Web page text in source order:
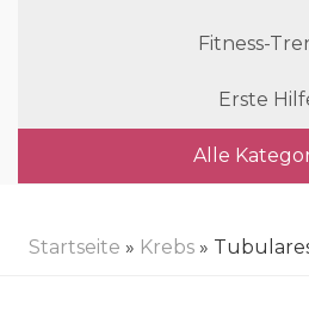
Fitness-
Erste
Alle
Startseite » Krebs »